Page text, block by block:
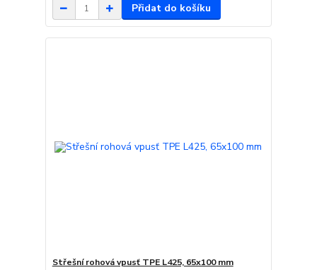
Přidat do košíku
Střešní rohová vpusť TPE L425, 65x100 mm